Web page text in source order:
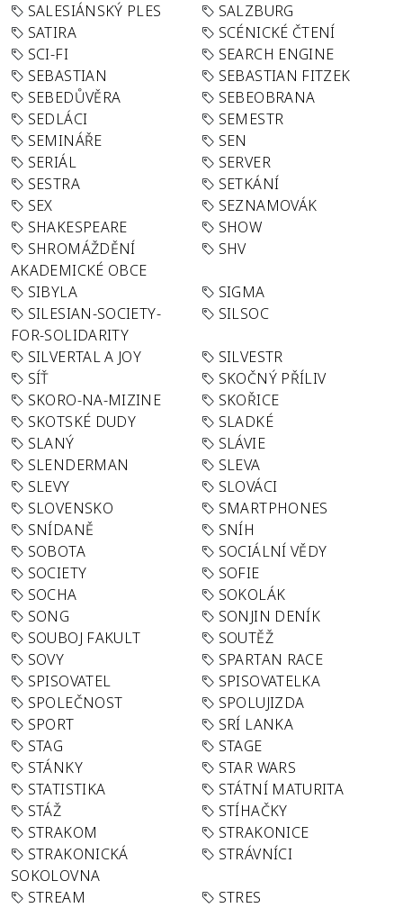
SALESIÁNSKÝ PLES
SALZBURG
SATIRA
SCÉNICKÉ ČTENÍ
SCI-FI
SEARCH ENGINE
SEBASTIAN
SEBASTIAN FITZEK
SEBEDŮVĚRA
SEBEOBRANA
SEDLÁCI
SEMESTR
SEMINÁŘE
SEN
SERIÁL
SERVER
SESTRA
SETKÁNÍ
SEX
SEZNAMOVÁK
SHAKESPEARE
SHOW
SHROMÁŽDĚNÍ
AKADEMICKÉ OBCE
SHV
SIBYLA
SIGMA
SILESIAN-SOCIETY-
FOR-SOLIDARITY
SILSOC
SILVERTAL A JOY
SILVESTR
SÍŤ
SKOČNÝ PŘÍLIV
SKORO-NA-MIZINE
SKOŘICE
SKOTSKÉ DUDY
SLADKÉ
SLANÝ
SLÁVIE
SLENDERMAN
SLEVA
SLEVY
SLOVÁCI
SLOVENSKO
SMARTPHONES
SNÍDANĚ
SNÍH
SOBOTA
SOCIÁLNÍ VĚDY
SOCIETY
SOFIE
SOCHA
SOKOLÁK
SONG
SONJIN DENÍK
SOUBOJ FAKULT
SOUTĚŽ
SOVY
SPARTAN RACE
SPISOVATEL
SPISOVATELKA
SPOLEČNOST
SPOLUJIZDA
SPORT
SRÍ LANKA
STAG
STAGE
STÁNKY
STAR WARS
STATISTIKA
STÁTNÍ MATURITA
STÁŽ
STÍHAČKY
STRAKOM
STRAKONICE
STRAKONICKÁ
SOKOLOVNA
STRÁVNÍCI
STREAM
STRES